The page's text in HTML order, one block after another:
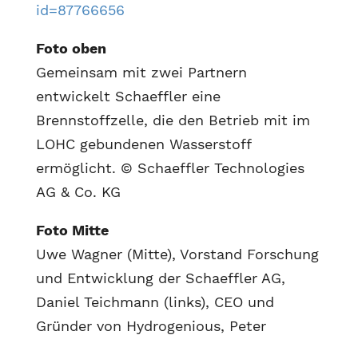
id=87766656
Foto oben
Gemeinsam mit zwei Partnern
entwickelt Schaeffler eine
Brennstoffzelle, die den Betrieb mit im
LOHC gebundenen Wasserstoff
ermöglicht. © Schaeffler Technologies
AG & Co. KG
Foto Mitte
Uwe Wagner (Mitte), Vorstand Forschung
und Entwicklung der Schaeffler AG,
Daniel Teichmann (links), CEO und
Gründer von Hydrogenious, Peter